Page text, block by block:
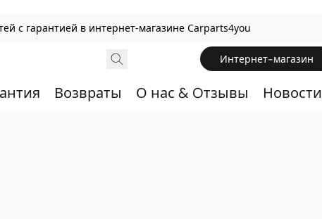
с гарантией в интернет-магазине Carparts4you
Интернет-магазин
Возвраты О нас & Oтзывы Новости